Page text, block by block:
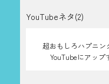
YouTubeネタ(2)
超おもしろハプニン
YouTubeにアップ